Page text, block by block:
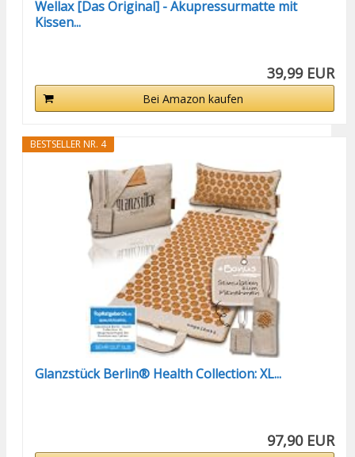
Wellax [Das Original] - Akupressurmatte mit
Kissen...
39,99 EUR
Bei Amazon kaufen
BESTSELLER NR. 4
Glanzstück Berlin® Health Collection: XL...
97,90 EUR